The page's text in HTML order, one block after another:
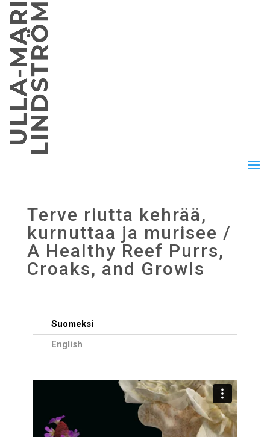
Terve riutta kehrää,
kurnuttaa ja murisee /
A Healthy Reef Purrs,
Croaks, and Growls
Suomeksi
English